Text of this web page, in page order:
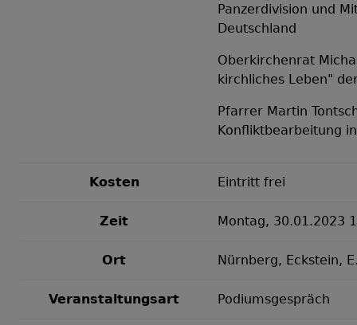
Panzerdivision und
Deutschland
Oberkirchenrat
kirchliches Leben"
Pfarrer Martin
Konfliktbearbeitung
Kosten Eintritt frei
Zeit Montag, 30.01.2023
Ort Nürnberg, Eckstein,
Veranstaltungsart Podiumsgespräch